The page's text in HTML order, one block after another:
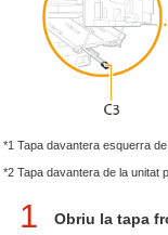
*1 Tapa davantera esquerra
*2 Tapa davantera de la unitat
1 Obriu la tapa